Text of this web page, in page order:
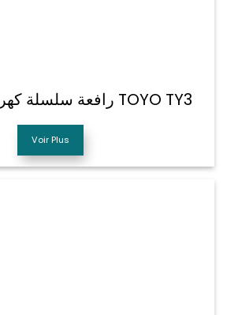
رافعة سلسلة كهربائية من طراز TOYO TY3
Voir Plus